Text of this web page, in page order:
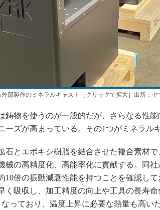
海外生産
グローバル設計
制御セキュリテ
新型コロナへの
部製作のミネラルキャスト［クリックで拡大］出所：ヤ
物を使うのが一般的だが、さらなる性能
ーズが高まっている。その1つがミネラル
とエポキシ樹脂を結合させた複合素材
械の高精度化、高能率化に貢献する。同
10倍の振動減衰性能を持つことを確認し
く吸収し、加工精度の向上や工具の長寿
っており、温度上昇に必要な熱量も高い